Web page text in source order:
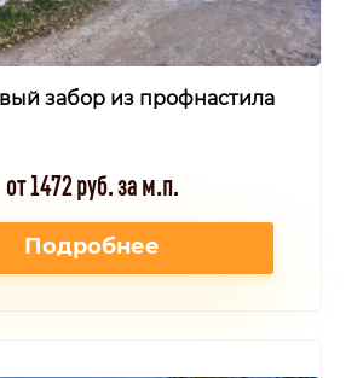
забор из профнастила
от 1472 руб. за м.п.
Подробнее